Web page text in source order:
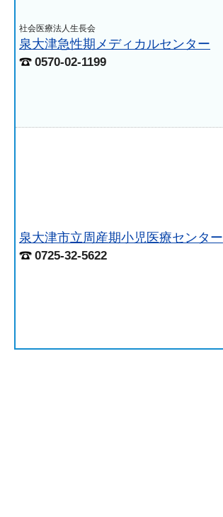
社会医療法人生長会
泉大津急性期メディカルセンター
0570-02-1199
泉大津市立周産期小児医療センター
0725-32-5622